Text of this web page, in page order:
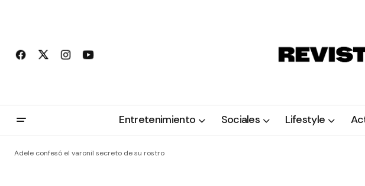
Entretenimiento Sociales Lifestyle
Adele confesó el varonil secreto de su rostro